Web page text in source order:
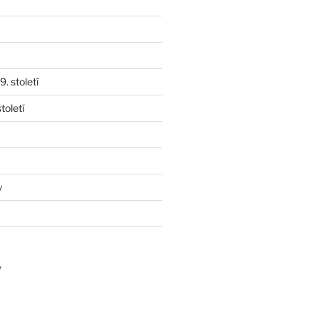
století